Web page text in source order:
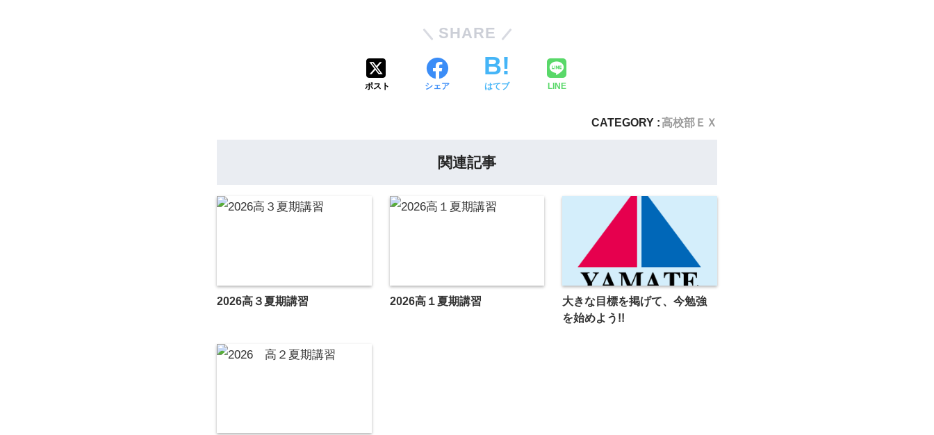
SHARE
ポスト シェア はてブ LINE
CATEGORY :高校部ＥＸ
関連記事
2026高３夏期講習 2026高１夏期講習
大きな目標を掲げて、今勉強
を始めよう!!